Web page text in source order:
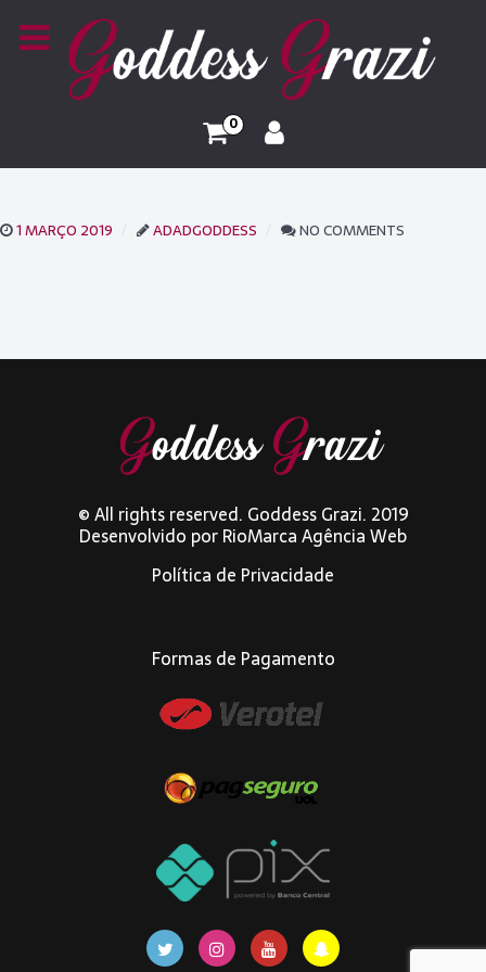
0
1 MARÇO 2019 ADADGODDESS NO COMMENTS
© All rights reserved. Goddess Grazi. 2019
Desenvolvido porRioMarca Agência Web
Política de Privacidade
Formas de Pagamento